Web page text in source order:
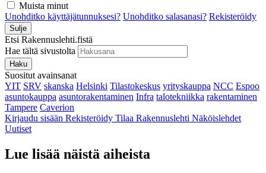
Muista minut
Unohditko käyttäjätunnuksesi? Unohditko salasanasi? Rekisteröidy
Sulje
Etsi Rakennuslehti.fistä
Hae tältä sivustolta
Haku
Suositut avainsanat
YIT SRV skanska Helsinki Tilastokeskus yrityskauppa NCC Espoo
asuntokauppa asuntorakentaminen Infra talotekniikka rakentaminen
Tampere Caverion
Kirjaudu sisään Rekisteröidy Tilaa Rakennuslehti Näköislehdet
Uutiset
Lue lisää näistä aiheista